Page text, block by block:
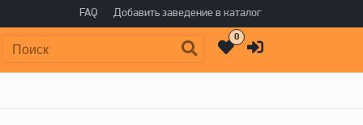
FAQ Добавить заведение в каталог
Поиск: 0